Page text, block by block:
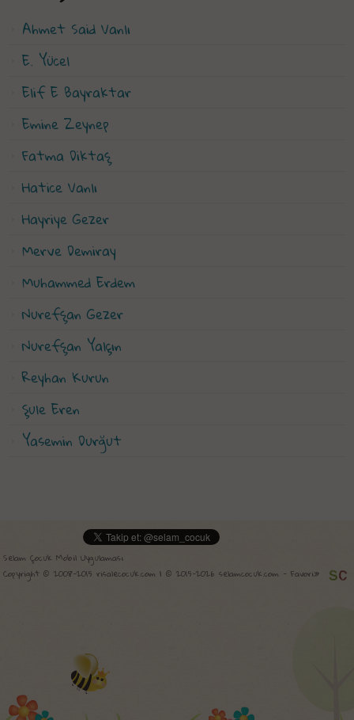
Ahmet Said Vanlı
E. Yücel
Elif E Bayraktar
Emine Zeynep
Fatma Diktaş
Hatice Vanlı
Hayriye Gezer
Merve Demiray
Muhammed Erdem
Nurefşan Gezer
Nurefşan Yalçın
Reyhan Kurun
Şule Eren
Yasemin Durğut
Selam Çocuk Mobil Uygulaması
Copyright © 2008-2015 risalecocuk.com | © 2015-2026 selamcocuk.com - Favori»